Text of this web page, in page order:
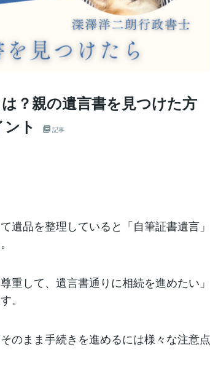
？親の遺言書を見つけた方
ト
記事
遺品を整理していると「自筆証書遺言」
重して、遺言書通りに相続を進めたい」
。
のまま手続きを進めるには様々な注意点